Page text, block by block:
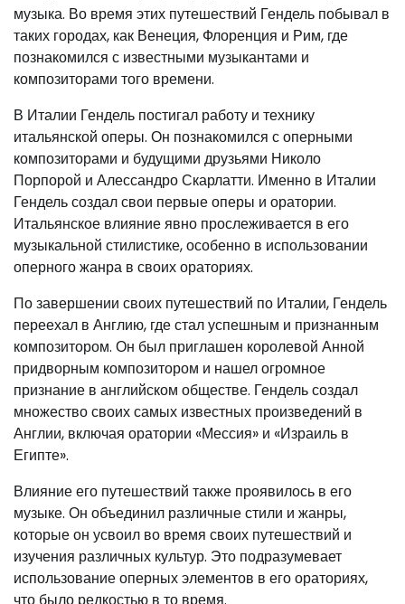
музыка. Во время этих путешествий Гендель побывал в
таких городах, как Венеция, Флоренция и Рим, где
познакомился с известными музыкантами и
композиторами того времени.
В Италии Гендель постигал работу и технику
итальянской оперы. Он познакомился с оперными
композиторами и будущими друзьями Николо
Порпорой и Алессандро Скарлатти. Именно в Италии
Гендель создал свои первые оперы и оратории.
Итальянское влияние явно прослеживается в его
музыкальной стилистике, особенно в использовании
оперного жанра в своих ораториях.
По завершении своих путешествий по Италии, Гендель
переехал в Англию, где стал успешным и признанным
композитором. Он был приглашен королевой Анной
придворным композитором и нашел огромное
признание в английском обществе. Гендель создал
множество своих самых известных произведений в
Англии, включая оратории «Мессия» и «Израиль в
Египте».
Влияние его путешествий также проявилось в его
музыке. Он объединил различные стили и жанры,
которые он усвоил во время своих путешествий и
изучения различных культур. Это подразумевает
использование оперных элементов в его ораториях,
что было редкостью в то время.